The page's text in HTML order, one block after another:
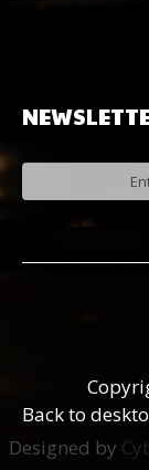
Back to
Designed by